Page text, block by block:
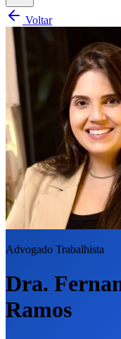
Voltar
Advogado Trabalhista
Dra.
Ramos